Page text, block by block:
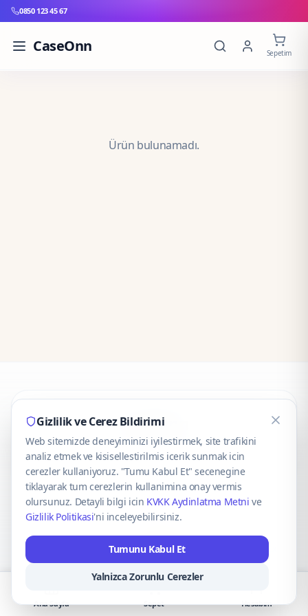
0850 123 45 67
CaseOnn Sepetim
Ürün bulunamadı.
CaseOnn
© 2025 CaseOnn. Tüm hakları saklıdır.
VISA Mastercard
Gizlilik ve Cerez Bildirimi
Web sitemizde deneyiminizi iyilestirmek, site trafikini
analiz etmek ve kisisellestirilmis icerik sunmak icin
cerezler kullaniyoruz. "Tumu Kabul Et" secenegine
tiklayarak tum cerezlerin kullanimina onay vermis
olursunuz. Detayli bilgi icin KVKK Aydinlatma Metni ve
Gizlilik Politikasi'ni inceleyebilirsiniz.
Tumunu Kabul Et
Yalnizca Zorunlu Cerezler
Ana Sayfa Sepet Hesabım